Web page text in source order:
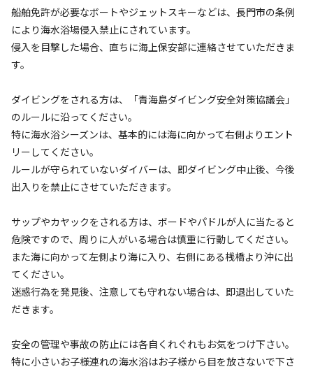
船舶免許が必要なボートやジェットスキーなどは、長門市の条例
により海水浴場侵入禁止にされています。
侵入を目撃した場合、直ちに海上保安部に連絡させていただきま
す。
ダイビングをされる方は、「青海島ダイビング安全対策協議会」
のルールに沿ってください。
特に海水浴シーズンは、基本的には海に向かって右側よりエント
リーしてください。
ルールが守られていないダイバーは、即ダイビング中止後、今後
出入りを禁止にさせていただきます。
サップやカヤックをされる方は、ボードやパドルが人に当たると
危険ですので、周りに人がいる場合は慎重に行動してください。
また海に向かって左側より海に入り、右側にある桟橋より沖に出
てください。
迷惑行為を発見後、注意しても守れない場合は、即退出していた
だきます。
安全の管理や事故の防止には各自くれぐれもお気をつけ下さい。
特に小さいお子様連れの海水浴はお子様から目を放さないで下さ
まったり
落ち着く
ソロ
25%
カップル
25%
グループ ファミリー
体験アクティビティ #海水浴 #カップルにおすすめ
#ファミリーにおすすめ # グループにおすすめ
ソロにおすすめ # 携帯電波あり
クチコミ
4.4
自然・環境
4.5
アクセス
3.6